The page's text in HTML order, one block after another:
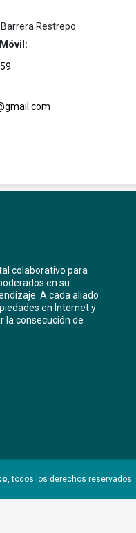
Barrera Restrepo
colaborativo para
en su
A cada aliado
en Internet y
la consecución de
, todos los derechos reservados.